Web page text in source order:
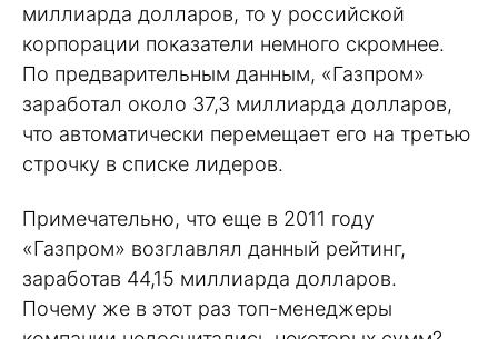
миллиарда долларов, то у российской
корпорации показатели немного скромнее.
По предварительным данным, «Газпром»
заработал около 37,3 миллиарда долларов,
что автоматически перемещает его на третью
строчку в списке лидеров.
Примечательно, что еще в 2011 году
«Газпром» возглавлял данный рейтинг,
заработав 44,15 миллиарда долларов.
Почему же в этот раз топ-менеджеры